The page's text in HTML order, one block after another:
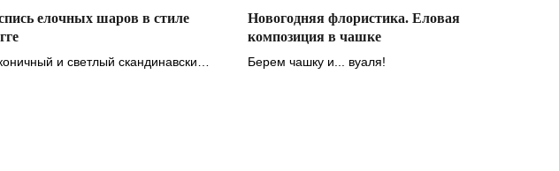
елочных шаров в стиле
и светлый скандинавский
Новогодняя флористика. Еловая
композиция в чашке
Берем чашку и... вуаля!